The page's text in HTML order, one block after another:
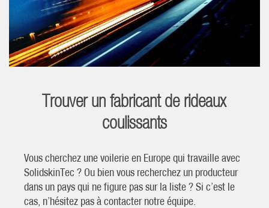
Trouver un fabricant de rideaux
coulissants
Vous cherchez une voilerie en Europe qui travaille avec
SolidskinTec ? Ou bien vous recherchez un producteur
dans un pays qui ne figure pas sur la liste ? Si c’est le
cas, n’hésitez pas à contacter notre équipe.